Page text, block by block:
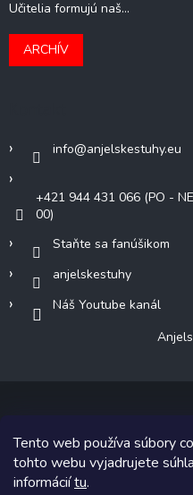
Tento web používa súbory
tohto webu vyjadrujete
informáciítu.
Učitelia formujú naš...
ARCHÍV
info@anjelskestuhy.eu
+421 944 431 066 (PO -
00)
Staňte sa fanúšikom
anjelskestuhy
Náš Youtube kanál
Copyright 2026Anjelské
Grafický návrh vytvoril a na